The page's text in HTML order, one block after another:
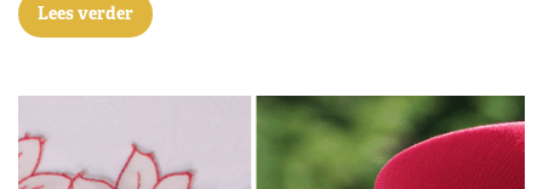
Lees verder